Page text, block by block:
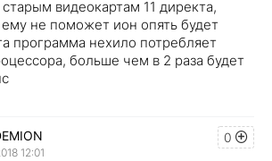
видеокартам 11 директа,
не поможет ион опять будет
программа нехило потребляет
больше чем в 2 раза будет
0
12:01